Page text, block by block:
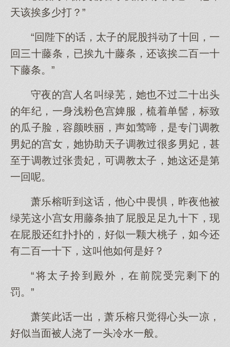
天该挨多少打？”
“回陛下的话，太子的屁股抖动了十回，一
回三十藤条，已挨九十藤条，还该挨二百一十
下藤条。”
守夜的宫人名叫绿芜，她也不过二十出头
的年纪，一身浅粉色宫婢服，梳着单髻，标致
的瓜子脸，容颜昳丽，声如莺啼，是专门调教
男妃的宫女，她协助天子调教过很多男妃，甚
至于调教过张贵妃，可调教太子，她这还是第
一回呢。
萧乐榕听到这话，他心中畏惧，昨夜他被
绿芜这小宫女用藤条抽了屁股足足九十下，现
在屁股还红扑扑的，好似一颗大桃子，如今还
有二百一十下，这叫他如何是好？
“将太子拎到殿外，在前院受完剩下的
罚。”
萧笑此话一出，萧乐榕只觉得心头一凉，
好似当面被人浇了一头冷水一般。